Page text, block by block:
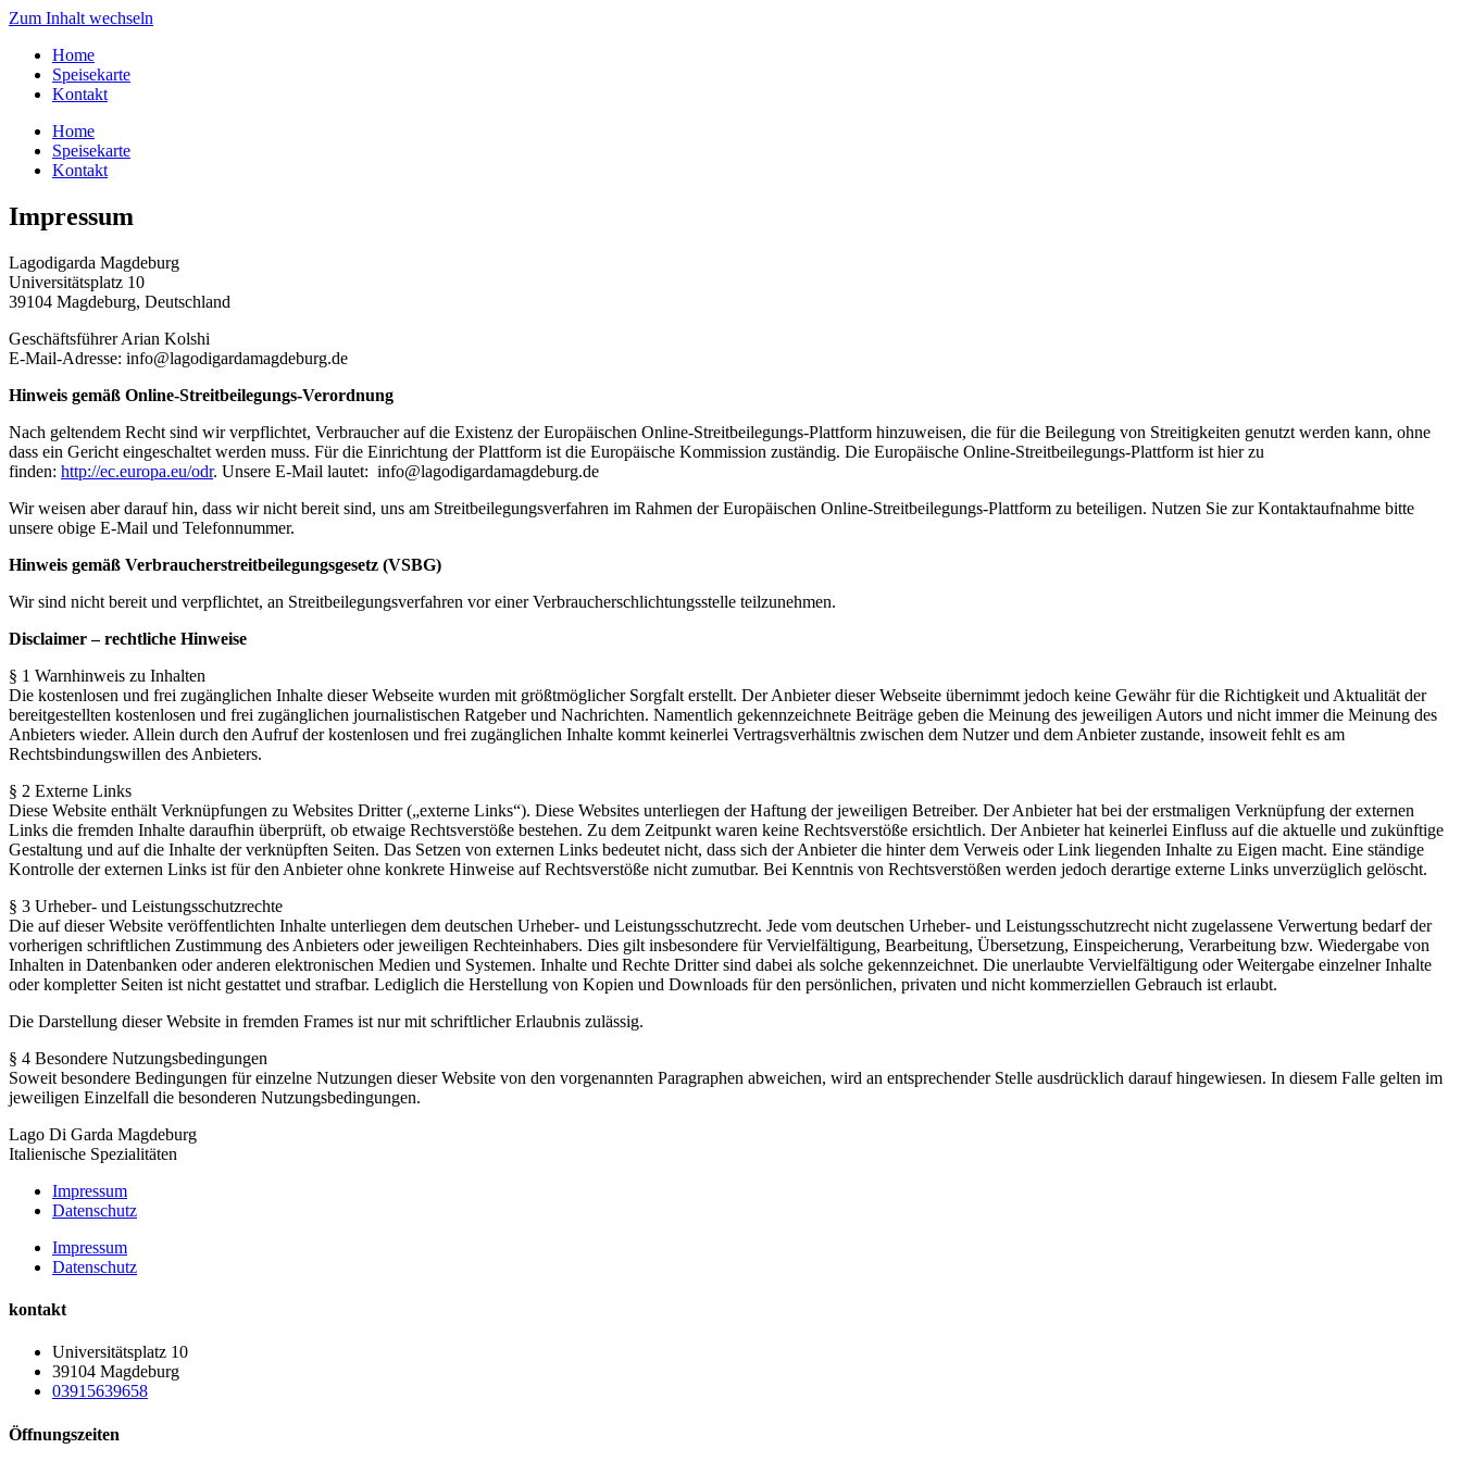
Zum Inhalt wechseln
Home
Speisekarte
Kontakt
Home
Speisekarte
Kontakt
Impressum
Lagodigarda Magdeburg
Universitätsplatz 10
39104 Magdeburg, Deutschland
Geschäftsführer Arian Kolshi
E-Mail-Adresse: info@lagodigardamagdeburg.de
Hinweis gemäß Online-Streitbeilegungs-Verordnung
Nach geltendem Recht sind wir verpflichtet, Verbraucher auf die Existenz der Europäischen Online-Streitbeilegungs-Plattform hinzuweisen, die für die Beilegung von Streitigkeiten genutzt werden kann, ohne
dass ein Gericht eingeschaltet werden muss. Für die Einrichtung der Plattform ist die Europäische Kommission zuständig. Die Europäische Online-Streitbeilegungs-Plattform ist hier zu
finden: http://ec.europa.eu/odr. Unsere E-Mail lautet: info@lagodigardamagdeburg.de
Wir weisen aber darauf hin, dass wir nicht bereit sind, uns am Streitbeilegungsverfahren im Rahmen der Europäischen Online-Streitbeilegungs-Plattform zu beteiligen. Nutzen Sie zur Kontaktaufnahme bitte
unsere obige E-Mail und Telefonnummer.
Hinweis gemäß Verbraucherstreitbeilegungsgesetz (VSBG)
Wir sind nicht bereit und verpflichtet, an Streitbeilegungsverfahren vor einer Verbraucherschlichtungsstelle teilzunehmen.
Disclaimer – rechtliche Hinweise
§ 1 Warnhinweis zu Inhalten
Die kostenlosen und frei zugänglichen Inhalte dieser Webseite wurden mit größtmöglicher Sorgfalt erstellt. Der Anbieter dieser Webseite übernimmt jedoch keine Gewähr für die Richtigkeit und Aktualität der
bereitgestellten kostenlosen und frei zugänglichen journalistischen Ratgeber und Nachrichten. Namentlich gekennzeichnete Beiträge geben die Meinung des jeweiligen Autors und nicht immer die Meinung des
Anbieters wieder. Allein durch den Aufruf der kostenlosen und frei zugänglichen Inhalte kommt keinerlei Vertragsverhältnis zwischen dem Nutzer und dem Anbieter zustande, insoweit fehlt es am
Rechtsbindungswillen des Anbieters.
§ 2 Externe Links
Diese Website enthält Verknüpfungen zu Websites Dritter („externe Links“). Diese Websites unterliegen der Haftung der jeweiligen Betreiber. Der Anbieter hat bei der erstmaligen Verknüpfung der externen
Links die fremden Inhalte daraufhin überprüft, ob etwaige Rechtsverstöße bestehen. Zu dem Zeitpunkt waren keine Rechtsverstöße ersichtlich. Der Anbieter hat keinerlei Einfluss auf die aktuelle und zukünftige
Gestaltung und auf die Inhalte der verknüpften Seiten. Das Setzen von externen Links bedeutet nicht, dass sich der Anbieter die hinter dem Verweis oder Link liegenden Inhalte zu Eigen macht. Eine ständige
Kontrolle der externen Links ist für den Anbieter ohne konkrete Hinweise auf Rechtsverstöße nicht zumutbar. Bei Kenntnis von Rechtsverstößen werden jedoch derartige externe Links unverzüglich gelöscht.
§ 3 Urheber- und Leistungsschutzrechte
Die auf dieser Website veröffentlichten Inhalte unterliegen dem deutschen Urheber- und Leistungsschutzrecht. Jede vom deutschen Urheber- und Leistungsschutzrecht nicht zugelassene Verwertung bedarf der
vorherigen schriftlichen Zustimmung des Anbieters oder jeweiligen Rechteinhabers. Dies gilt insbesondere für Vervielfältigung, Bearbeitung, Übersetzung, Einspeicherung, Verarbeitung bzw. Wiedergabe von
Inhalten in Datenbanken oder anderen elektronischen Medien und Systemen. Inhalte und Rechte Dritter sind dabei als solche gekennzeichnet. Die unerlaubte Vervielfältigung oder Weitergabe einzelner Inhalte
oder kompletter Seiten ist nicht gestattet und strafbar. Lediglich die Herstellung von Kopien und Downloads für den persönlichen, privaten und nicht kommerziellen Gebrauch ist erlaubt.
Die Darstellung dieser Website in fremden Frames ist nur mit schriftlicher Erlaubnis zulässig.
§ 4 Besondere Nutzungsbedingungen
Soweit besondere Bedingungen für einzelne Nutzungen dieser Website von den vorgenannten Paragraphen abweichen, wird an entsprechender Stelle ausdrücklich darauf hingewiesen. In diesem Falle gelten im
jeweiligen Einzelfall die besonderen Nutzungsbedingungen.
Lago Di Garda Magdeburg
Italienische Spezialitäten
Impressum
Datenschutz
Impressum
Datenschutz
kontakt
Universitätsplatz 10
39104 Magdeburg
03915639658
Öffnungszeiten